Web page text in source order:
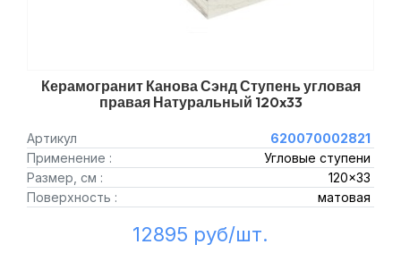
Керамогранит Канова Сэнд Ступень угловая
правая Натуральный 120x33
Артикул
620070002821
Применение :
Угловые ступени
Размер, см :
120x33
Поверхность :
матовая
12895 руб/шт.